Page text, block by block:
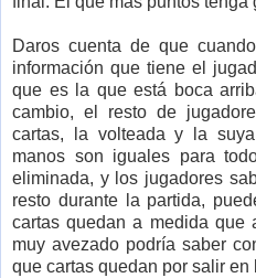
Daros cuenta de que
información que tiene el
que es la que está boca
cambio, el resto de
cartas, la volteada y la
manos son iguales para
eliminada, y los jugadores
resto durante la partida,
cartas quedan a medida que
muy avezado podría saber
que cartas quedan por salir